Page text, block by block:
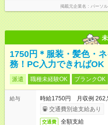
掲載元企業名 パーソ
1750円＊服装・髪色・
務！PC入力できればOK
派遣 職種未経験OK ブランクOK
給与
時給1750円 月収例
交通費別途支給あり
交通費 全額支給